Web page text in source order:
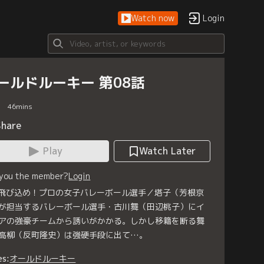
Watch now Login
ルドルーキー 第08話
46mins
Play
Watch Later
the member?Login
び込め！プロの女子バレーボール選手／塔子（芳根京
担当するバレーボール選手・古川舞（田辺桃子）にイ
の強豪チームから誘いがかかる。しかし移籍を断る舞
柳（反町隆史）は強硬手段に出て…。
オールドルーキー